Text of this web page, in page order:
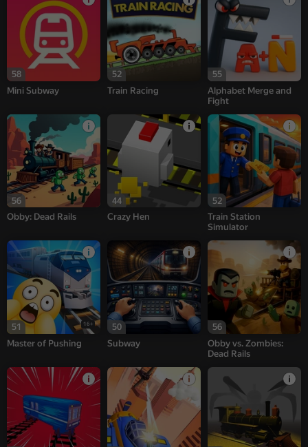
58
Mini Subway
52
Train Racing
55
Alphabet Merge and
Fight
56
Obby: Dead Rails
44
Crazy Hen
52
Train Station
Simulator
51 16+
Master of Pushing
50
Subway
56
Obby vs. Zombies:
Dead Rails